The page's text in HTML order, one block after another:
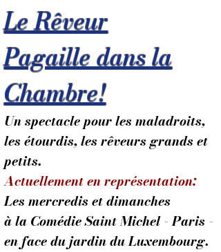
Le Rêveur
Pagaille dans la
Chambre!
Un spectacle pour les maladroits,
les étourdis, les rêveurs grands et
petits.​
Actuellement en représentation:
Les mercredis et dimanches
à la Comédie Saint Michel - Paris -
en face du jardin du Luxembourg.